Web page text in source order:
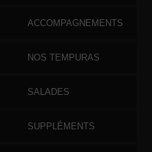
ACCOMPAGNEMENTS
NOS TEMPURAS
SALADES
SUPPLÉMENTS